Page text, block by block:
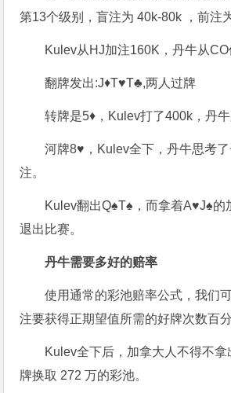
第13个级别，盲注为 40k-80k ，前注
Kulev从HJ加注160K，丹牛从CO
翻牌发出:J♦T♥T♣,两人过牌
转牌是5♦，Kulev打了400k，丹牛
河牌8♥，Kulev全下，丹牛思考
注。
Kulev翻出Q♠T♠，而拿着A♥J♠的
退出比赛。
丹牛需要多好的赔率
使用通常的彩池赔率公式，我们
注要获得正期望值所需的好牌次数百分
Kulev全下后，加拿大人不得不
牌换取 272 万的彩池。